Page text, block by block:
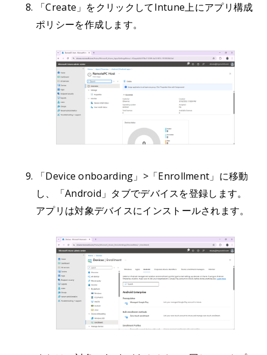
「Create」をクリックしてIntune上にアプリ構成
ポリシーを作成します。
「Device onboarding」>「Enrollment」に移動
し、「Android」タブでデバイスを登録します。
アプリは対象デバイスにインストールされます。